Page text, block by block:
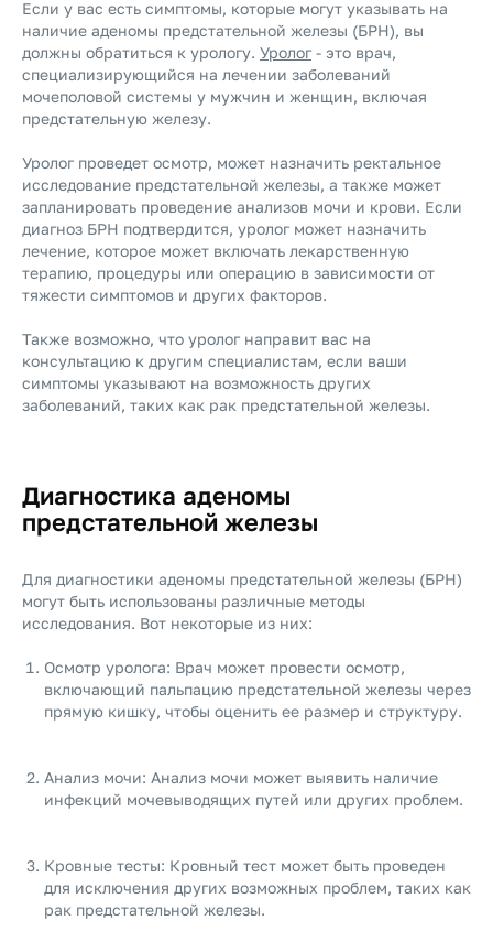
Если у вас есть симптомы, которые могут указывать на
наличие аденомы предстательной железы (БPH), вы
должны обратиться к урологу. Уролог - это врач,
специализирующийся на лечении заболеваний
мочеполовой системы у мужчин и женщин, включая
предстательную железу.
Уролог проведет осмотр, может назначить ректальное
исследование предстательной железы, а также может
запланировать проведение анализов мочи и крови. Если
диагноз БPH подтвердится, уролог может назначить
лечение, которое может включать лекарственную
терапию, процедуры или операцию в зависимости от
тяжести симптомов и других факторов.
Также возможно, что уролог направит вас на
консультацию к другим специалистам, если ваши
симптомы указывают на возможность других
заболеваний, таких как рак предстательной железы.
Диагностика аденомы
предстательной железы
Для диагностики аденомы предстательной железы (БPH)
могут быть использованы различные методы
исследования. Вот некоторые из них:
Осмотр уролога: Врач может провести осмотр,
включающий пальпацию предстательной железы через
прямую кишку, чтобы оценить ее размер и структуру.
Анализ мочи: Анализ мочи может выявить наличие
инфекций мочевыводящих путей или других проблем.
Кровные тесты: Кровный тест может быть проведен
для исключения других возможных проблем, таких как
рак предстательной железы.